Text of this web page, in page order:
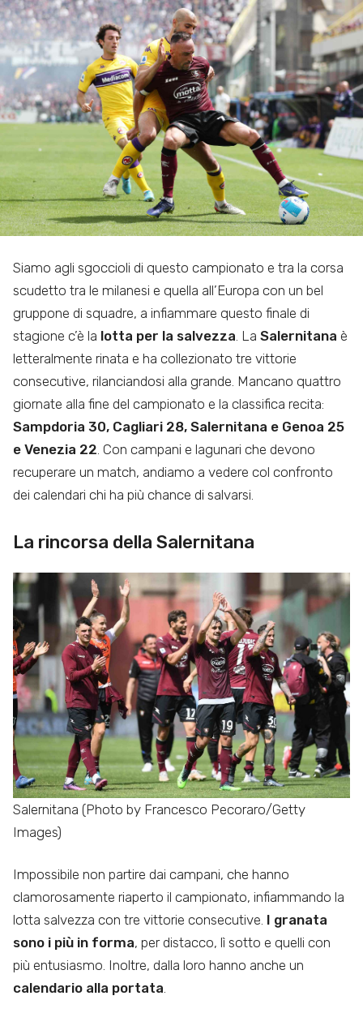
Siamo agli sgoccioli di questo campionato e tra la corsa
scudetto tra le milanesi e quella all’Europa con un bel
gruppone di squadre, a infiammare questo finale di
stagione c’è la lotta per la salvezza. La Salernitana è
letteralmente rinata e ha collezionato tre vittorie
consecutive, rilanciandosi alla grande. Mancano quattro
giornate alla fine del campionato e la classifica recita:
Sampdoria 30, Cagliari 28, Salernitana e Genoa 25
e Venezia 22. Con campani e lagunari che devono
recuperare un match, andiamo a vedere col confronto
dei calendari chi ha più chance di salvarsi.
La rincorsa della Salernitana
Salernitana (Photo by Francesco Pecoraro/Getty
Images)
Impossibile non partire dai campani, che hanno
clamorosamente riaperto il campionato, infiammando la
lotta salvezza con tre vittorie consecutive. I granata
sono i più in forma, per distacco, lì sotto e quelli con
più entusiasmo. Inoltre, dalla loro hanno anche un
calendario alla portata